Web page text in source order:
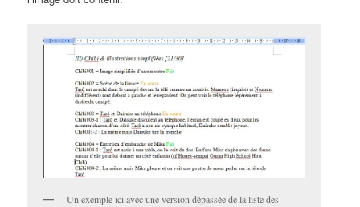
Un exemple ici avec une version dépassée de la liste des